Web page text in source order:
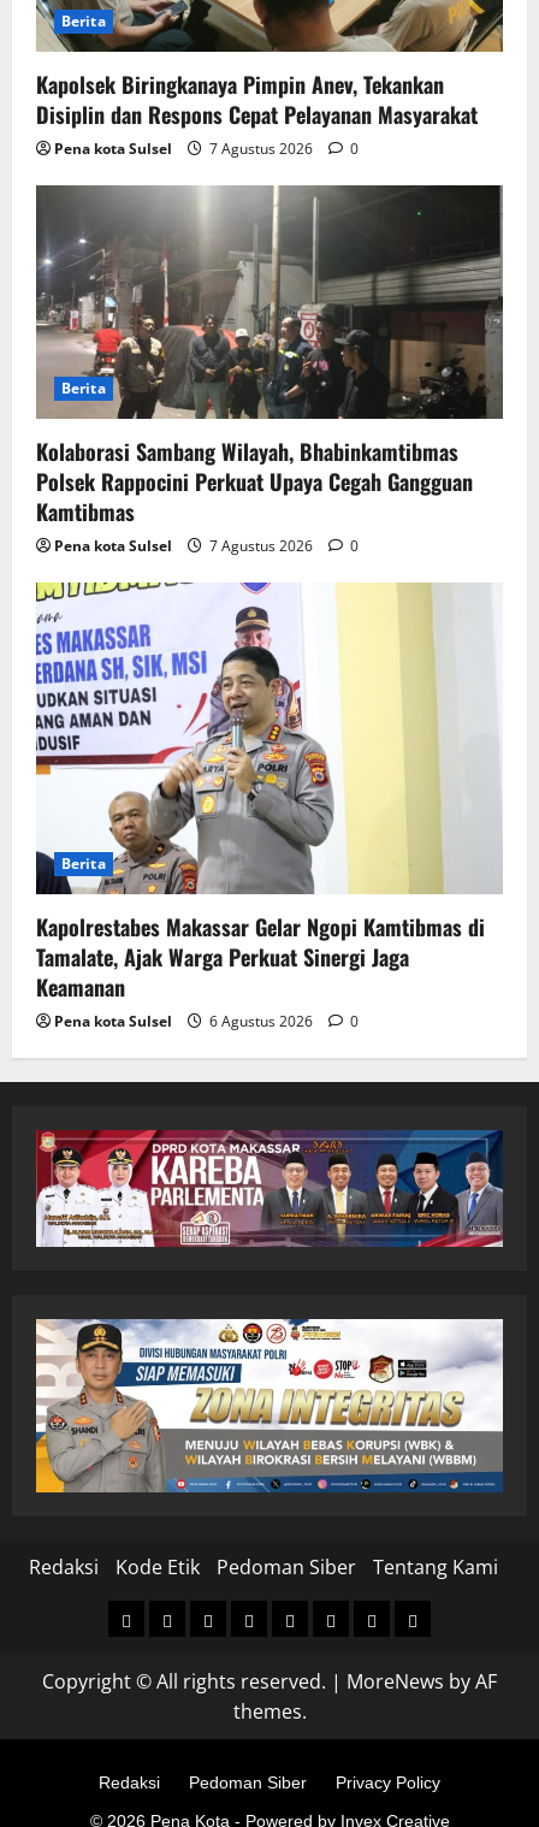
Berita
Kapolsek Biringkanaya Pimpin Anev, Tekankan
Disiplin dan Respons Cepat Pelayanan Masyarakat
Pena kota Sulsel 7 Agustus 2026 0
Berita
Kolaborasi Sambang Wilayah, Bhabinkamtibmas
Polsek Rappocini Perkuat Upaya Cegah Gangguan
Kamtibmas
Pena kota Sulsel 7 Agustus 2026 0
Berita
Kapolrestabes Makassar Gelar Ngopi Kamtibmas di
Tamalate, Ajak Warga Perkuat Sinergi Jaga
Keamanan
Pena kota Sulsel 6 Agustus 2026 0
Redaksi Kode Etik Pedoman Siber Tentang Kami
HomeNasionalHukum
Kriminal
PolitikEkonomiPendidikan
Kesehatan
Olahraga
Copyright © All rights reserved. | MoreNews by AF
themes.
Redaksi Pedoman Siber
Privacy Policy
© 2026 Pena Kota - Powered by Invex Creative